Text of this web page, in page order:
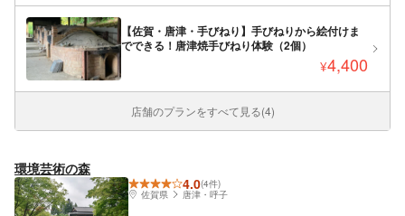
【佐賀・唐津・手びねり】手びねりから絵付けま
でできる！唐津焼手びねり体験（2個）
¥4,400
店舗のプランをすべて見る(4)
環境芸術の森
4.0(4件)
佐賀県
唐津・呼子